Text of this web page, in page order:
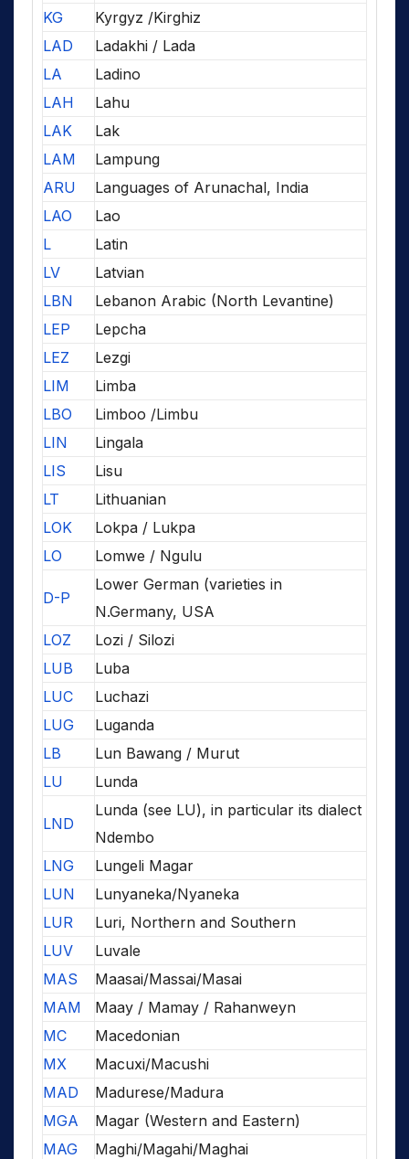
KG
Kyrgyz /Kirghiz
LAD
Ladakhi / Lada
LA
Ladino
LAH
Lahu
LAK
Lak
LAM
Lampung
ARU
Languages of Arunachal, India
LAO
Lao
L
Latin
LV
Latvian
LBN
Lebanon Arabic (North Levantine)
LEP
Lepcha
LEZ
Lezgi
LIM
Limba
LBO
Limboo /Limbu
LIN
Lingala
LIS
Lisu
LT
Lithuanian
LOK
Lokpa / Lukpa
LO
Lomwe / Ngulu
D-P
Lower German (varieties in
N.Germany, USA
LOZ
Lozi / Silozi
LUB
Luba
LUC
Luchazi
LUG
Luganda
LB
Lun Bawang / Murut
LU
Lunda
LND
Lunda (see LU), in particular its dialect
Ndembo
LNG
Lungeli Magar
LUN
Lunyaneka/Nyaneka
LUR
Luri, Northern and Southern
LUV
Luvale
MAS
Maasai/Massai/Masai
MAM
Maay / Mamay / Rahanweyn
MC
Macedonian
MX
Macuxi/Macushi
MAD
Madurese/Madura
MGA
Magar (Western and Eastern)
MAG
Maghi/Magahi/Maghai